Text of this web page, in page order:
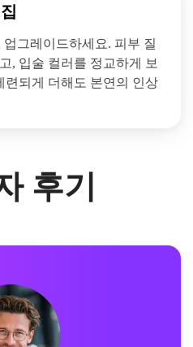
업그레이드하세요. 피부 질
, 입술 컬러를 정교하게 보
련되게 더해도 본연의 인상
후기